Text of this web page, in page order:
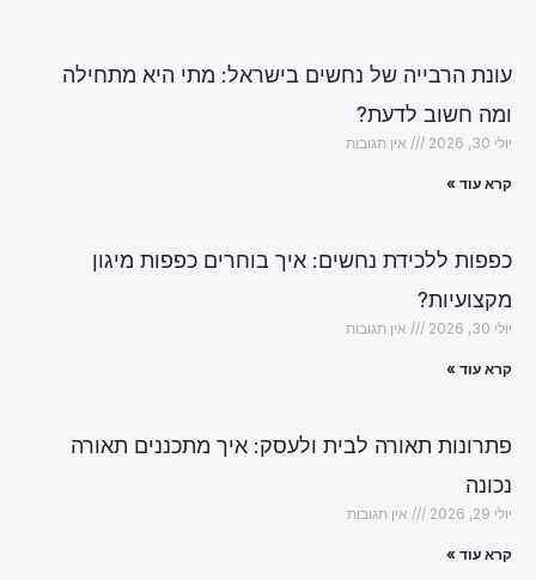
עונת הרבייה של נחשים בישראל: מתי היא מתחילה
ומה חשוב לדעת?
יולי 30, 2026 אין תגובות
קרא עוד »
כפפות ללכידת נחשים: איך בוחרים כפפות מיגון
מקצועיות?
יולי 30, 2026 אין תגובות
קרא עוד »
פתרונות תאורה לבית ולעסק: איך מתכננים תאורה
נכונה
יולי 29, 2026 אין תגובות
קרא עוד »